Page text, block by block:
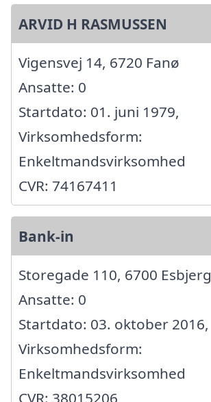
ARVID H RASMUSSEN
Vigensvej 14, 6720 Fanø
Ansatte: 0
Startdato: 01. juni 1979,
Virksomhedsform:
Enkeltmandsvirksomhed
CVR: 74167411
Bank-in
Storegade 110, 6700 Esbjerg
Ansatte: 0
Startdato: 03. oktober 2016,
Virksomhedsform:
Enkeltmandsvirksomhed
CVR: 38015206